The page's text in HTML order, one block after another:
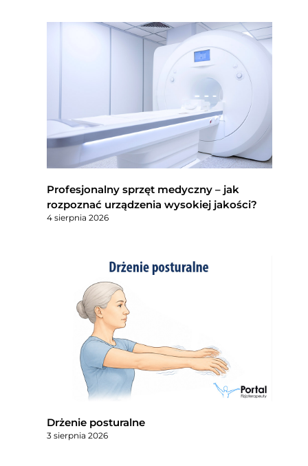
Profesjonalny sprzęt medyczny – jak
rozpoznać urządzenia wysokiej jakości?
4 sierpnia 2026
Drżenie posturalne
3 sierpnia 2026